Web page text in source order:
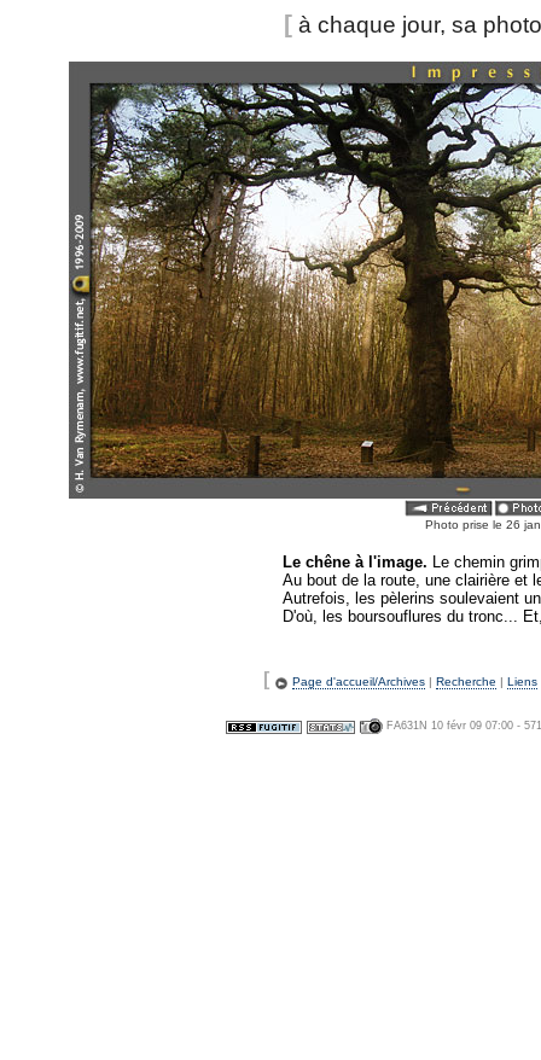
[ à chaque jour, sa
Photo prise le 26
Le chêne à l'image. Le chemin
Au bout de la route, une clairière et
Autrefois, les pèlerins soulevaient
D'où, les boursouflures du tronc...
[ Page d'accueil/Archives | Recherche | Liens
FA631N 10 févr 09 07:00 -